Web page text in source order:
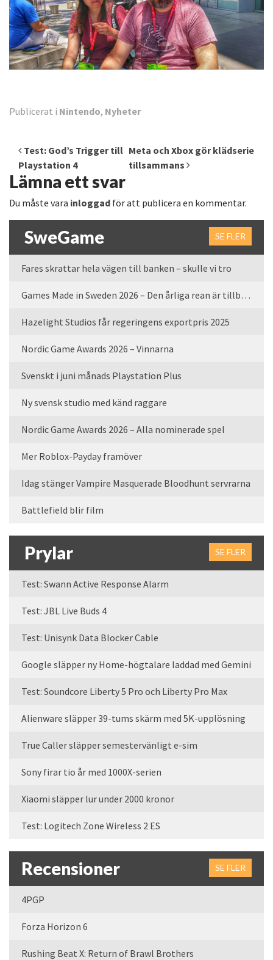
Publicerat i Nintendo, Nyheter
Inläggsnavigering
Test: God’s Trigger till
Playstation 4
Meta och Xbox gör klädserie
tillsammans
Lämna ett svar
Du måste vara inloggad för att publicera en kommentar.
SweGame SE FLER
Fares skrattar hela vägen till banken – skulle vi tro
Games Made in Sweden 2026 – Den årliga rean är tillbaka
Hazelight Studios får regeringens exportpris 2025
Nordic Game Awards 2026 – Vinnarna
Svenskt i juni månads Playstation Plus
Ny svensk studio med känd raggare
Nordic Game Awards 2026 – Alla nominerade spel
Mer Roblox-Payday framöver
Idag stänger Vampire Masquerade Bloodhunt servrarna
Battlefield blir film
Prylar SE FLER
Test: Swann Active Response Alarm
Test: JBL Live Buds 4
Test: Unisynk Data Blocker Cable
Google släpper ny Home-högtalare laddad med Gemini
Test: Soundcore Liberty 5 Pro och Liberty Pro Max
Alienware släpper 39-tums skärm med 5K-upplösning
True Caller släpper semestervänligt e-sim
Sony firar tio år med 1000X-serien
Xiaomi släpper lur under 2000 kronor
Test: Logitech Zone Wireless 2 ES
Recensioner SE FLER
4PGP
Forza Horizon 6
Rushing Beat X: Return of Brawl Brothers